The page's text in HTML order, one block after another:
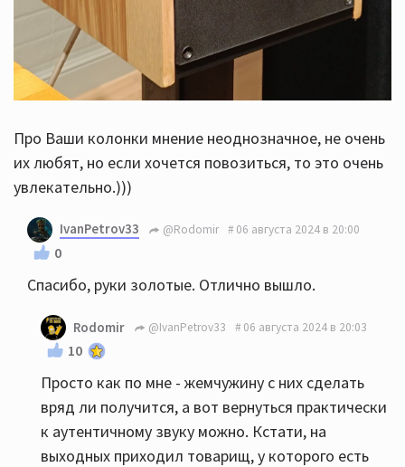
Про Ваши колонки мнение неоднозначное, не очень
их любят, но если хочется повозиться, то это очень
увлекательно.)))
IvanPetrov33 @Rodomir 06 августа 2024 в 20:00
0
Спасибо, руки золотые. Отлично вышло.
Rodomir @IvanPetrov33 06 августа 2024 в 20:03
10
Просто как по мне - жемчужину с них сделать
вряд ли получится, а вот вернуться практически
к аутентичному звуку можно. Кстати, на
выходных приходил товарищ, у которого есть